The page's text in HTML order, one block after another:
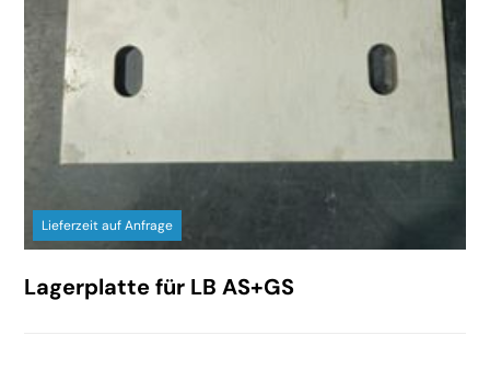
Lieferzeit auf Anfrage
Lagerplatte für LB AS+GS